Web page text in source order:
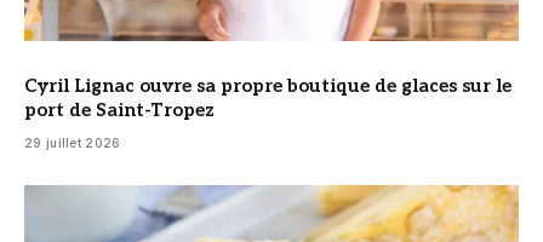
Cyril Lignac ouvre sa propre boutique de glaces sur le
port de Saint-Tropez
29 juillet 2026